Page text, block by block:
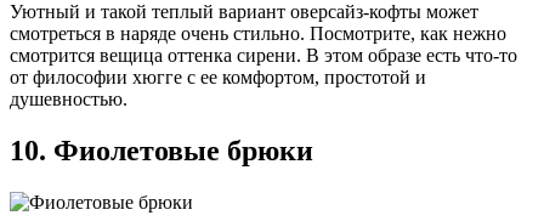
Уютный и такой теплый вариант оверсайз-кофты может
смотреться в наряде очень стильно. Посмотрите, как нежно
смотрится вещица оттенка сирени. В этом образе есть что-то
от философии хюгге с ее комфортом, простотой и
душевностью.
10. Фиолетовые брюки